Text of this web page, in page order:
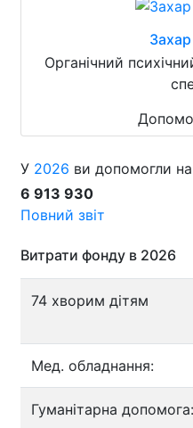
Органічний
У 2026 ви допомогли
6 913 930
Повний звіт
Витрати фонду в 2026
74 хворим дітям
Мед. обладнання:
Гуманітарна допомога: